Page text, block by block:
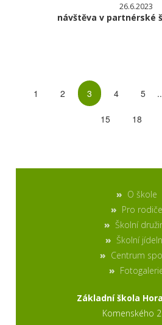
26.6.2023
návštěva v partnérské
1 2 3 4 5
15 18
O škole
Pro rodiče
Školní
Školní
Centrum
Základní škola
Komenského